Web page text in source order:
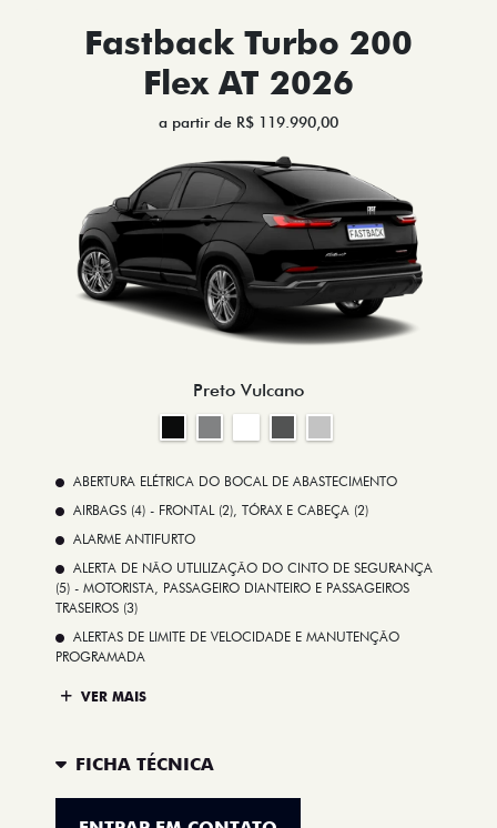
Fastback Turbo 200
Flex AT 2026
a partir de R$ 119.990,00
Preto Vulcano
ABERTURA ELÉTRICA DO BOCAL DE ABASTECIMENTO
AIRBAGS (4) - FRONTAL (2), TÓRAX E CABEÇA (2)
ALARME ANTIFURTO
ALERTA DE NÃO UTLILIZAÇÃO DO CINTO DE SEGURANÇA
(5) - MOTORISTA, PASSAGEIRO DIANTEIRO E PASSAGEIROS
TRASEIROS (3)
ALERTAS DE LIMITE DE VELOCIDADE E MANUTENÇÃO
PROGRAMADA
VER MAIS
FICHA TÉCNICA